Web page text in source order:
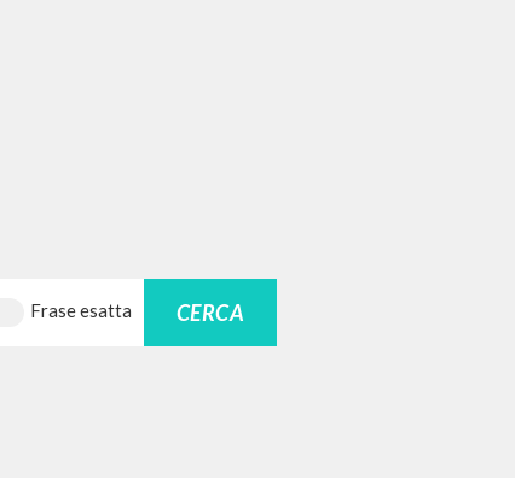
Frase esatta CERCA